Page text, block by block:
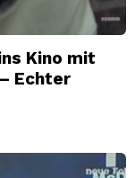
Kino mit
Echter